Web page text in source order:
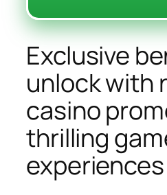
Exclusive
unlock with
casino
thrilling
experiences